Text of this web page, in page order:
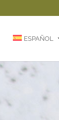
ESPAÑOL